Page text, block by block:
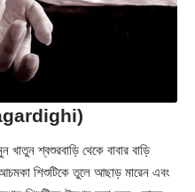
খাতুন শ্বশুরবাড়ি থেকে বাবার বাড়ি
শিশুটিকে তুলে আছাড় মারেন এবং